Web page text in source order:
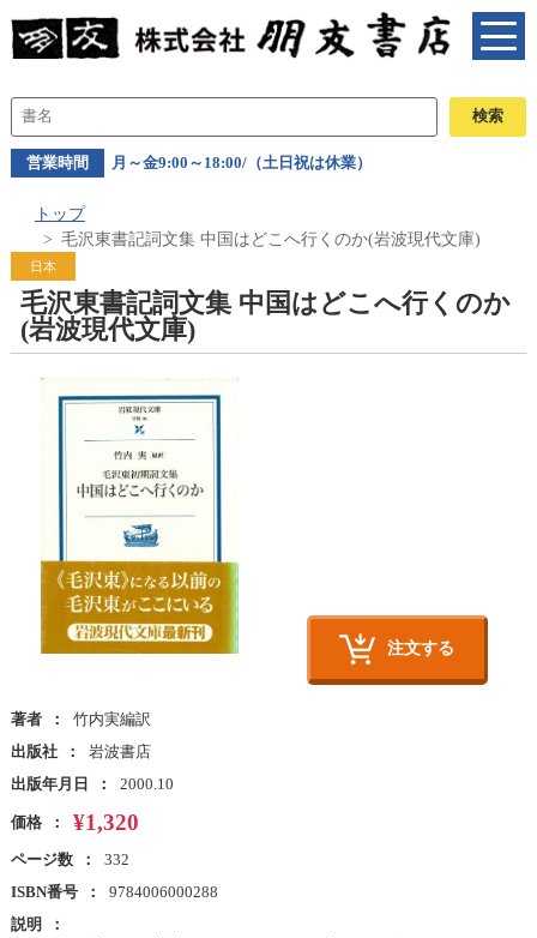
営業時間 月～金9:00～18:00/（土日祝は休業）
トップ
毛沢東書記詞文集 中国はどこへ行くのか(岩波現代文庫)
日本
毛沢東書記詞文集 中国はどこへ行くのか
(岩波現代文庫)
注文する
著者
竹内実編訳
出版社
岩波書店
出版年月日
2000.10
価格 ¥1,320
ページ数
332
ISBN番号
9784006000288
説明